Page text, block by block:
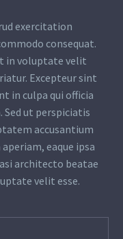
exercitation
consequat.
in voluptate velit
Excepteur sint
in culpa qui officia
ut perspiciatis
accusantium
eaque ipsa
architecto beatae
velit esse.